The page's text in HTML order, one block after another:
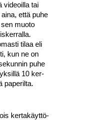
videoil­la tai
että puhe
muo­to
tilaa eli
kun ne on
puhe
10 ker­
pape­ril­ta.
ker­ta­käyt­tö­